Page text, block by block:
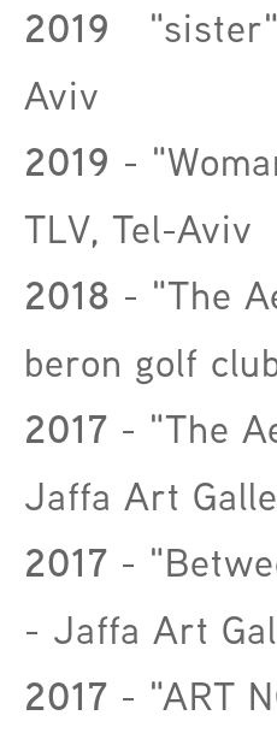
2019
Aviv
2019 -
TLV, Tel-Aviv
2018 - "The
beron golf
2017 - "The
Jaffa Art
2017 -
- Jaffa Art
2017 - "ART